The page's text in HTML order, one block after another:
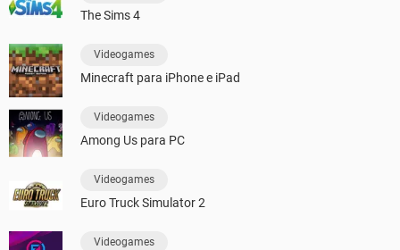
The Sims 4
Videogames
Minecraft para iPhone e iPad
Videogames
Among Us para PC
Videogames
Euro Truck Simulator 2
Videogames